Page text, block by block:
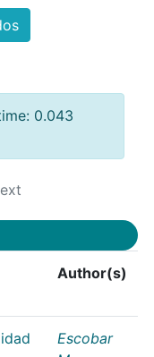
0.043
Author(s)
Escobar